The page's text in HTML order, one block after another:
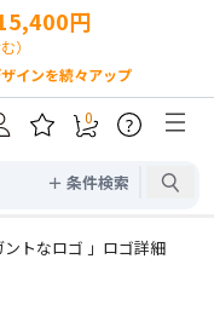
円
）
インを続々アップ
＋ 条件検索
0 ?
トなロゴ 」ロゴ詳細